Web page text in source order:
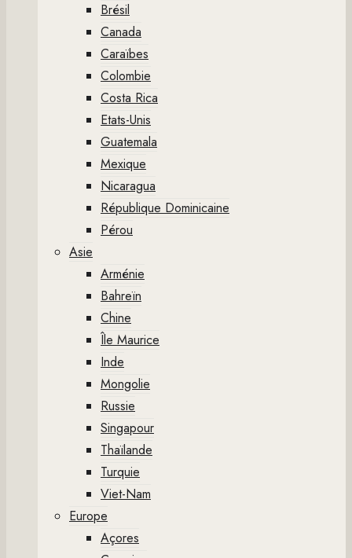
Brésil
Canada
Caraïbes
Colombie
Costa Rica
Etats-Unis
Guatemala
Mexique
Nicaragua
République Dominicaine
Pérou
Asie
Arménie
Bahreïn
Chine
Île Maurice
Inde
Mongolie
Russie
Singapour
Thaïlande
Turquie
Viet-Nam
Europe
Açores